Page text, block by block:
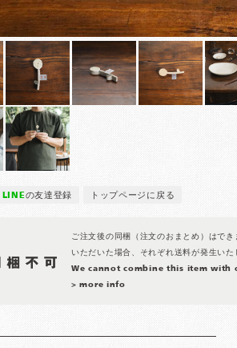
LINEの友達登録 トップページに戻る
ご注文後の同梱（注文のおまとめ）はで
いただいた場合、それぞれ送料が発生いた
We cannot combine this item with
> more info